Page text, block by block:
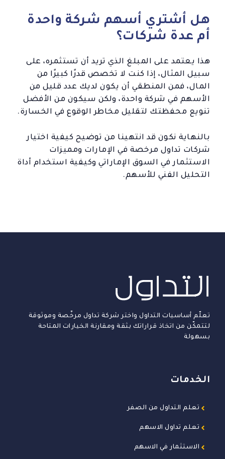
هل أشتري أسهم شركة واحدة
أم عدة شركات؟
هذا يعتمد على المبلغ الذي تريد أن تستثمره، على
سبيل المثال، إذا كنت لا تخصص قدرًا كبيرًا من
المال، فمن المنطقي أن يكون لديك عدد قليل من
الأسهم في شركة واحدة، ولكن سيكون من الأفضل
تنويع محفظتك لتقليل مخاطر الوقوع في الخسارة.
بالنهاية نكون قد انتهينا من توضيح كيفية اختيار
شركات تداول مرخصة في الإمارات ومميزات
الاستثمار في السوق الإماراتي وكيفية استخدام أداة
التحليل الفني للأسهم.
تعلّم أساسيات التداول واختر شركة تداول مرخّصة وموثوقة
لتتمكّن من اتخاذ قراراتك بثقة ومقارنة الخيارات المتاحة
بسهولة
الخدمات
تعلم التداول من الصفر
تعلم تداول الاسهم
الاستثمار في الاسهم